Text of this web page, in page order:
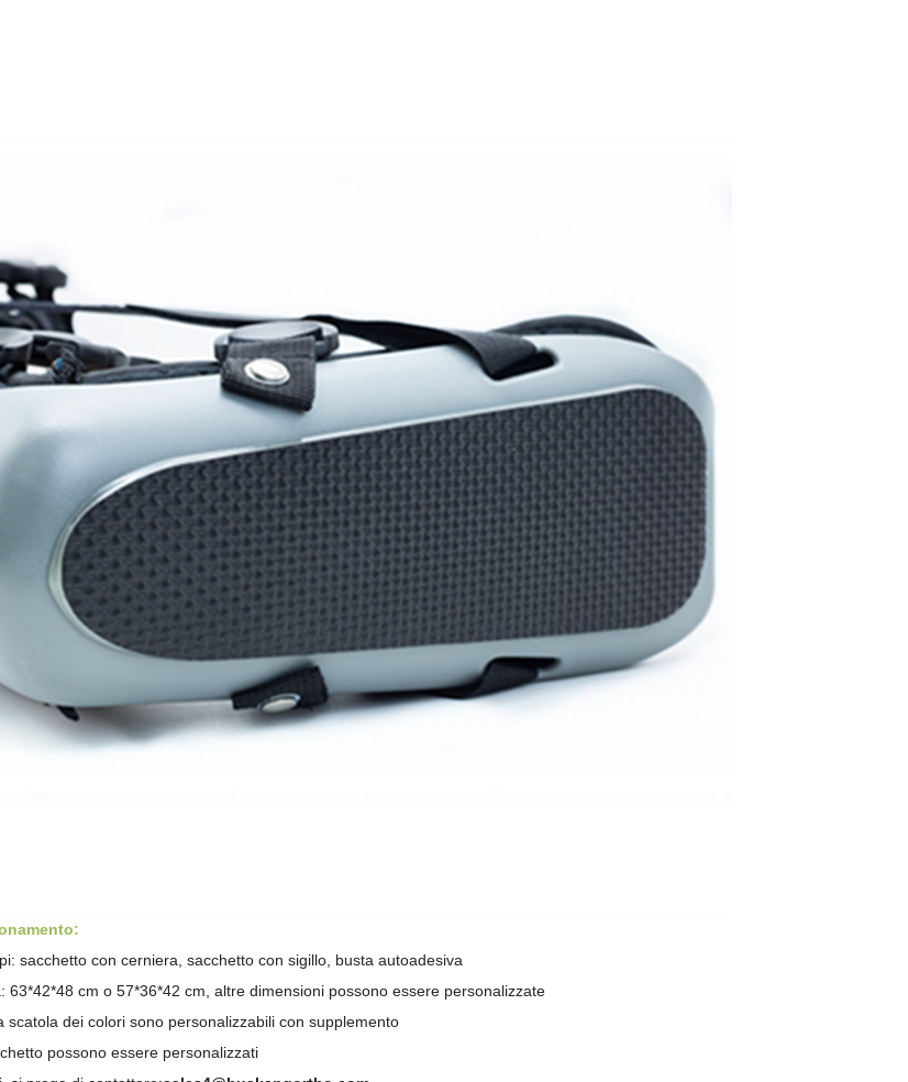
sacchetto con cerniera, sacchetto con sigillo, busta autoadesiva
63*42*48 cm o 57*36*42 cm, altre dimensioni possono essere personalizzate
scatola dei colori sono personalizzabili con supplemento
possono essere personalizzati